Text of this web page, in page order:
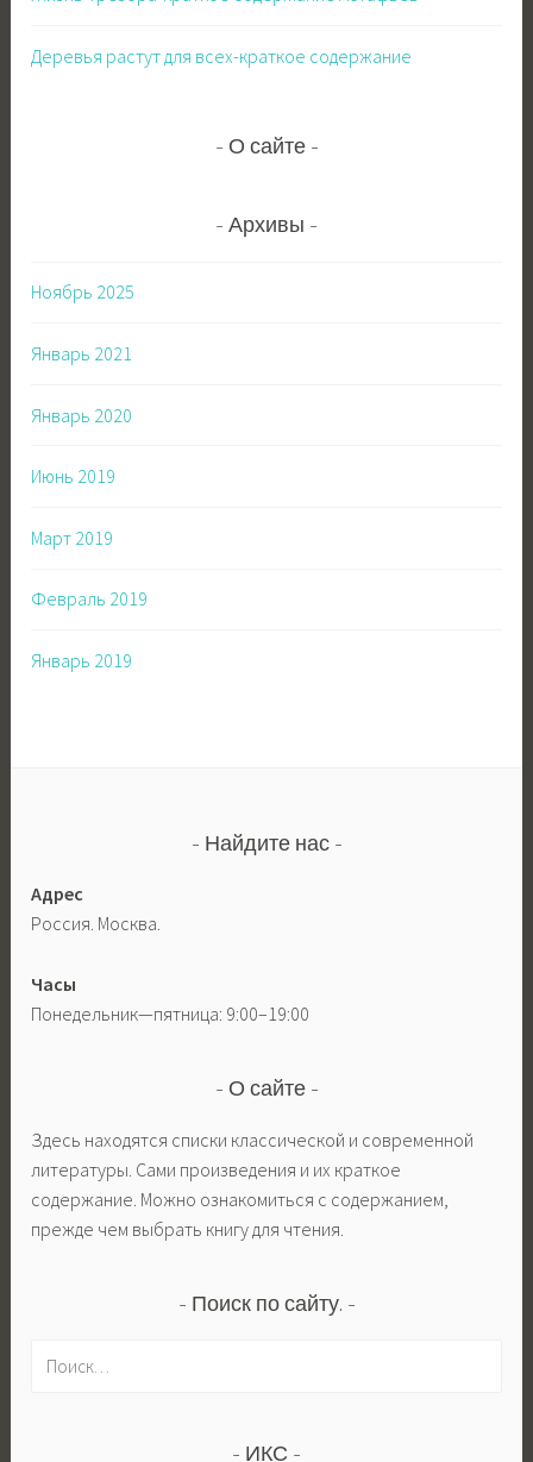
Деревья растут для всех-краткое содержание
О сайте
Архивы
Ноябрь 2025
Январь 2021
Январь 2020
Июнь 2019
Март 2019
Февраль 2019
Январь 2019
Найдите нас
Адрес
Россия. Москва.
Часы
Понедельник—пятница: 9:00–19:00
О сайте
Здесь находятся списки классической и современной
литературы. Сами произведения и их краткое
содержание. Можно ознакомиться с содержанием,
прежде чем выбрать книгу для чтения.
Поиск по сайту.
ИКС